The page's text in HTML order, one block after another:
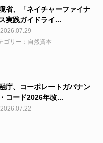
省、「ネイチャーファイナ
実践ガイドライ...
2026.07.29
ゴリー：自然資本
庁、コーポレートガバナン
コード2026年改...
2026.07.22